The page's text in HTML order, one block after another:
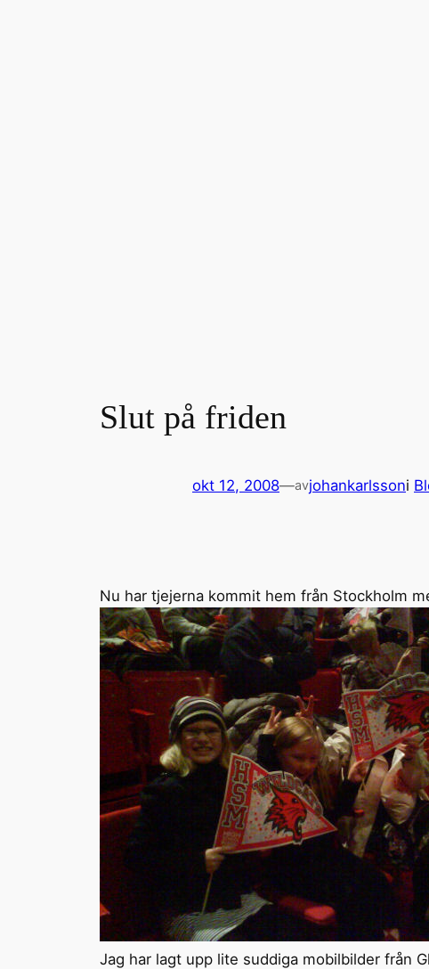
Slut på friden
okt 12, 2008—avjohankarlssoni
Nu har tjejerna kommit hem från Stockholm
Jag har lagt upp lite suddiga mobilbilder från